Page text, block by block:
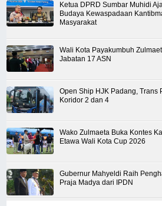
Ketua DPRD Sumbar Muhidi
Budaya Kewaspadaan
Masyarakat
Wali Kota Payakumbuh
Jabatan 17 ASN
Open Ship HJK Padang, Trans
Koridor 2 dan 4
Wako Zulmaeta Buka Kontes
Etawa Wali Kota Cup 2026
Gubernur Mahyeldi Raih
Praja Madya dari IPDN